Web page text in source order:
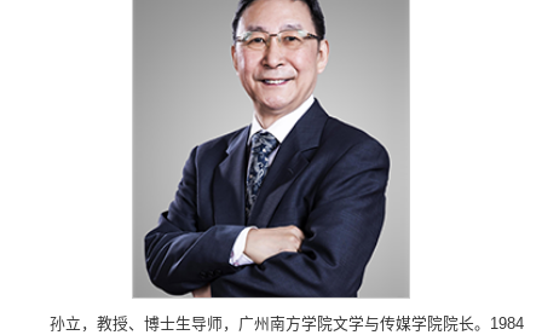
孙立，教授、博士生导师，广州南方学院文学与传媒学院院长。1984